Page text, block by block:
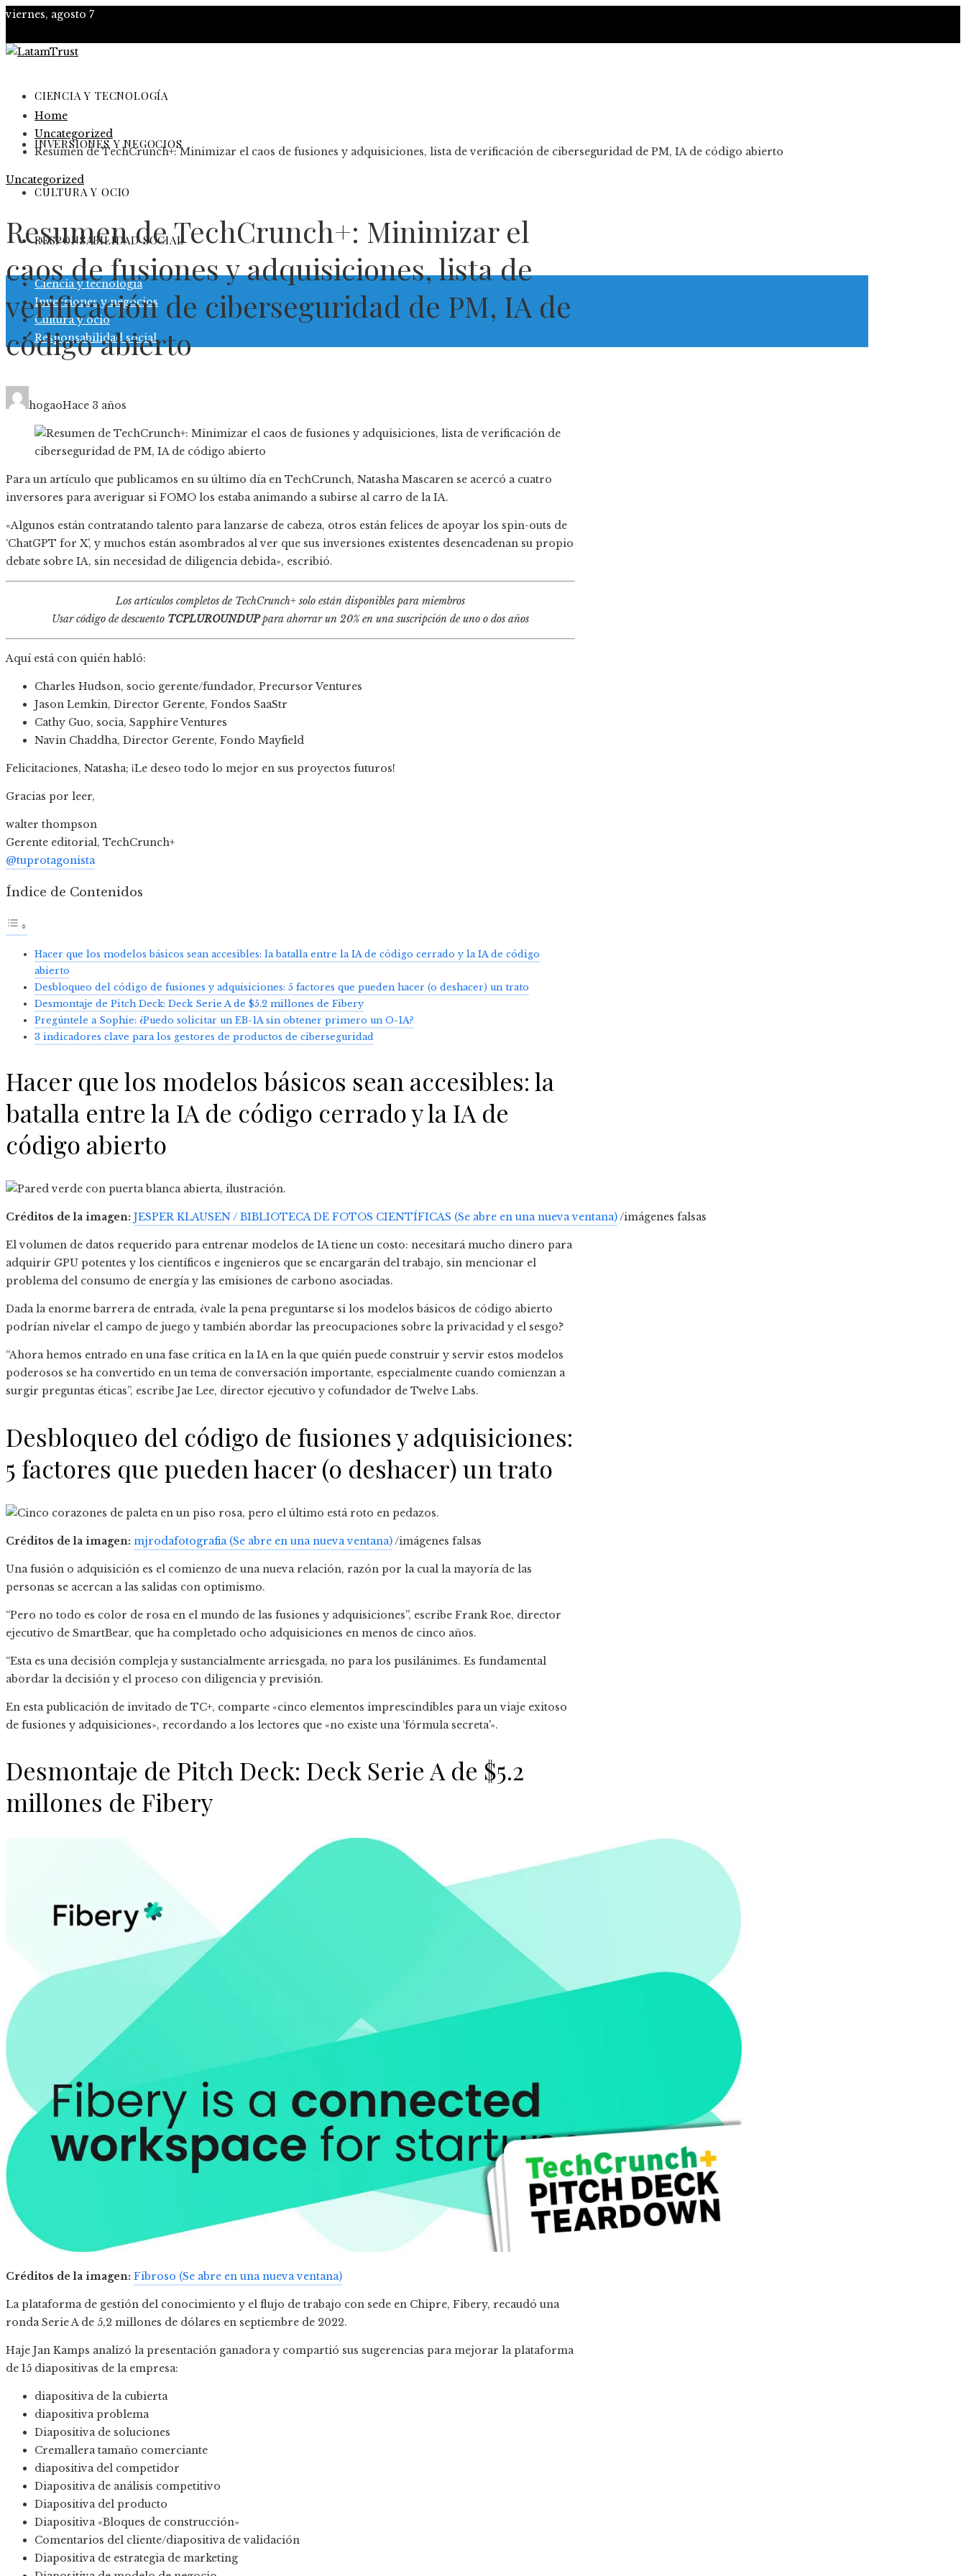
viernes, agosto 7
CIENCIA Y TECNOLOGÍA
INVERSIONES Y NEGOCIOS
CULTURA Y OCIO
RESPONSABILIDAD SOCIAL
Ciencia y tecnología
Inversiones y negocios
Cultura y ocio
Responsabilidad social
Home
Uncategorized
Resumen de TechCrunch+: Minimizar el caos de fusiones y adquisiciones, lista de verificación de ciberseguridad de PM, IA de código abierto
Uncategorized
Resumen de TechCrunch+: Minimizar el
caos de fusiones y adquisiciones, lista de
verificación de ciberseguridad de PM, IA de
código abierto
hogaoHace 3 años
Para un artículo que publicamos en su último día en TechCrunch, Natasha Mascaren se acercó a cuatro
inversores para averiguar si FOMO los estaba animando a subirse al carro de la IA.
«Algunos están contratando talento para lanzarse de cabeza, otros están felices de apoyar los spin-outs de
‘ChatGPT for X’, y muchos están asombrados al ver que sus inversiones existentes desencadenan su propio
debate sobre IA, sin necesidad de diligencia debida», escribió.
Los artículos completos de TechCrunch+ solo están disponibles para miembros
Usar código de descuento TCPLUROUNDUPpara ahorrar un 20% en una suscripción de uno o dos años
Aquí está con quién habló:
Charles Hudson, socio gerente/fundador, Precursor Ventures
Jason Lemkin, Director Gerente, Fondos SaaStr
Cathy Guo, socia, Sapphire Ventures
Navin Chaddha, Director Gerente, Fondo Mayfield
Felicitaciones, Natasha; ¡Le deseo todo lo mejor en sus proyectos futuros!
Gracias por leer,
walter thompson
Gerente editorial, TechCrunch+
@tuprotagonista
Índice de Contenidos
Hacer que los modelos básicos sean accesibles: la batalla entre la IA de código cerrado y la IA de código
abierto
Desbloqueo del código de fusiones y adquisiciones: 5 factores que pueden hacer (o deshacer) un trato
Desmontaje de Pitch Deck: Deck Serie A de $5.2 millones de Fibery
Pregúntele a Sophie: ¿Puedo solicitar un EB-1A sin obtener primero un O-1A?
3 indicadores clave para los gestores de productos de ciberseguridad
Hacer que los modelos básicos sean accesibles: la
batalla entre la IA de código cerrado y la IA de
código abierto
Créditos de la imagen: JESPER KLAUSEN / BIBLIOTECA DE FOTOS CIENTÍFICAS (Se abre en una nueva ventana)/imágenes falsas
El volumen de datos requerido para entrenar modelos de IA tiene un costo: necesitará mucho dinero para
adquirir GPU potentes y los científicos e ingenieros que se encargarán del trabajo, sin mencionar el
problema del consumo de energía y las emisiones de carbono asociadas.
Dada la enorme barrera de entrada, ¿vale la pena preguntarse si los modelos básicos de código abierto
podrían nivelar el campo de juego y también abordar las preocupaciones sobre la privacidad y el sesgo?
“Ahora hemos entrado en una fase crítica en la IA en la que quién puede construir y servir estos modelos
poderosos se ha convertido en un tema de conversación importante, especialmente cuando comienzan a
surgir preguntas éticas”, escribe Jae Lee, director ejecutivo y cofundador de Twelve Labs.
Desbloqueo del código de fusiones y adquisiciones:
5 factores que pueden hacer (o deshacer) un trato
Créditos de la imagen: mjrodafotografia (Se abre en una nueva ventana)/imágenes falsas
Una fusión o adquisición es el comienzo de una nueva relación, razón por la cual la mayoría de las
personas se acercan a las salidas con optimismo.
“Pero no todo es color de rosa en el mundo de las fusiones y adquisiciones”, escribe Frank Roe, director
ejecutivo de SmartBear, que ha completado ocho adquisiciones en menos de cinco años.
“Esta es una decisión compleja y sustancialmente arriesgada, no para los pusilánimes. Es fundamental
abordar la decisión y el proceso con diligencia y previsión.
En esta publicación de invitado de TC+, comparte «cinco elementos imprescindibles para un viaje exitoso
de fusiones y adquisiciones», recordando a los lectores que «no existe una ‘fórmula secreta'».
Desmontaje de Pitch Deck: Deck Serie A de $5.2
millones de Fibery
Créditos de la imagen: Fibroso (Se abre en una nueva ventana)
La plataforma de gestión del conocimiento y el flujo de trabajo con sede en Chipre, Fibery, recaudó una
ronda Serie A de 5,2 millones de dólares en septiembre de 2022.
Haje Jan Kamps analizó la presentación ganadora y compartió sus sugerencias para mejorar la plataforma
de 15 diapositivas de la empresa:
diapositiva de la cubierta
diapositiva problema
Diapositiva de soluciones
Cremallera tamaño comerciante
diapositiva del competidor
Diapositiva de análisis competitivo
Diapositiva del producto
Diapositiva «Bloques de construcción»
Comentarios del cliente/diapositiva de validación
Diapositiva de estrategia de marketing